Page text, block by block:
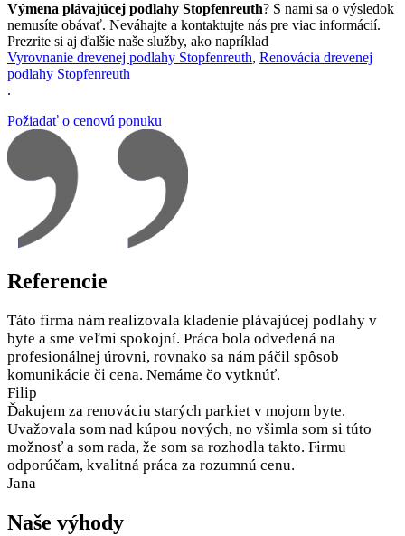
Výmena plávajúcej podlahy Stopfenreuth? S nami sa o výsledok
nemusíte obávať. Neváhajte a kontaktujte nás pre viac informácií.
Prezrite si aj ďalšie naše služby, ako napríklad
Vyrovnanie drevenej podlahy Stopfenreuth, Renovácia drevenej
podlahy Stopfenreuth
.
Požiadať o cenovú ponuku
Referencie
Táto firma nám realizovala kladenie plávajúcej podlahy v
byte a sme veľmi spokojní. Práca bola odvedená na
profesionálnej úrovni, rovnako sa nám páčil spôsob
komunikácie či cena. Nemáme čo vytknúť.
Filip
Ďakujem za renováciu starých parkiet v mojom byte.
Uvažovala som nad kúpou nových, no všimla som si túto
možnosť a som rada, že som sa rozhodla takto. Firmu
odporúčam, kvalitná práca za rozumnú cenu.
Jana
Naše výhody